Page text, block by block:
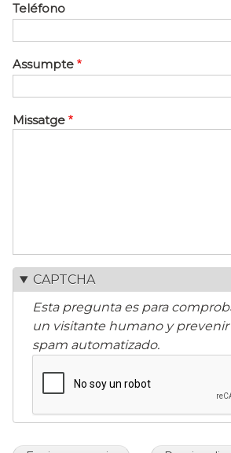
Teléfono
Assumpte
Missatge
CAPTCHA
Esta pregunta es para
un visitante humano y
spam automatizado.